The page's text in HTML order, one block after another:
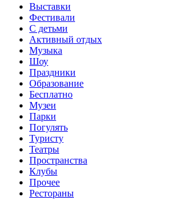
Выставки
Фестивали
С детьми
Активный отдых
Музыка
Шоу
Праздники
Образование
Бесплатно
Музеи
Парки
Погулять
Туристу
Театры
Пространства
Клубы
Прочее
Рестораны